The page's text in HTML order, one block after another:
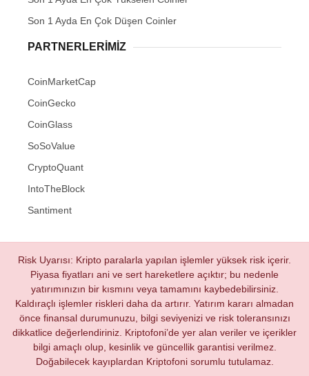
Son 1 Ayda En Çok Düşen Coinler
PARTNERLERIMIZ
CoinMarketCap
CoinGecko
CoinGlass
SoSoValue
CryptoQuant
IntoTheBlock
Santiment
Risk Uyarısı: Kripto paralarla yapılan işlemler yüksek risk içerir.
Piyasa fiyatları ani ve sert hareketlere açıktır; bu nedenle
yatırımınızın bir kısmını veya tamamını kaybedebilirsiniz.
Kaldıraçlı işlemler riskleri daha da artırır. Yatırım kararı almadan
önce finansal durumunuzu, bilgi seviyenizi ve risk toleransınızı
dikkatlice değerlendiriniz. Kriptofoni’de yer alan veriler ve içerikler
bilgi amaçlı olup, kesinlik ve güncellik garantisi verilmez.
Doğabilecek kayıplardan Kriptofoni sorumlu tutulamaz.